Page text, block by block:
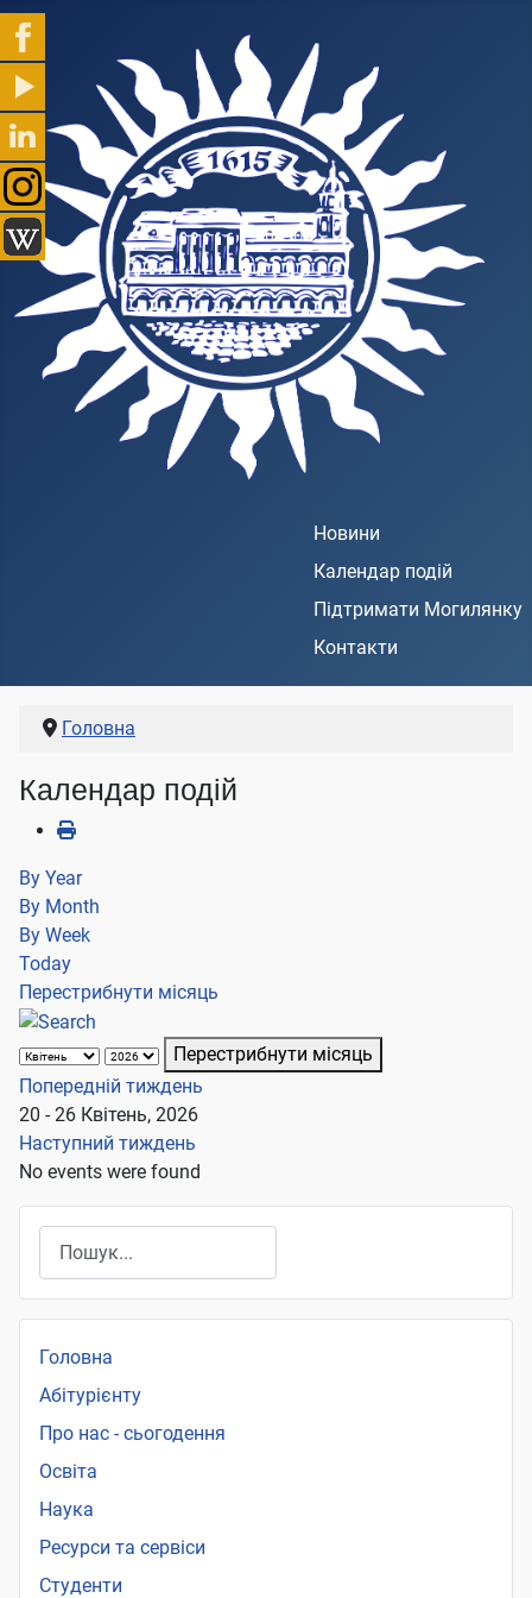
Новини
Календар подій
Підтримати Могилянку
Контакти
Головна
Календар подій
By Year
By Month
By Week
Today
Перестрибнути місяць
Перестрибнути місяць
Попередній тиждень
20 - 26 Квітень, 2026
Наступний тиждень
No events were found
Головна
Абітурієнту
Про нас - сьогодення
Освіта
Наука
Ресурси та сервіси
Студенти